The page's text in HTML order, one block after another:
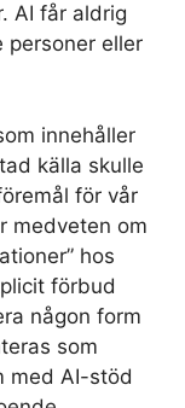
AI får aldrig
personer eller
innehåller
källa skulle
för vår
medveten om
hos
förbud
någon form
som
med AI-stöd